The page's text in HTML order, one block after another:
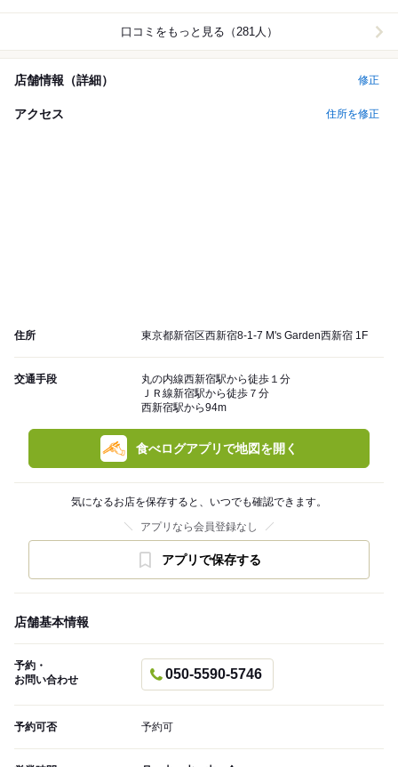
口コミをもっと見る（281人）
店舗情報（詳細） 修正
アクセス 住所を修正
住所 東京都新宿区西新宿8-1-7 M's Garden西新宿 1F
交通手段
丸の内線西新宿駅から徒歩１分
ＪＲ線新宿駅から徒歩７分
西新宿駅から94m
食べログアプリで地図を開く
気になるお店を保存すると、いつでも確認できます。
アプリなら会員登録なし
アプリで保存する
店舗基本情報
予約・
お問い合わせ
050-5590-5746
予約可否 予約可